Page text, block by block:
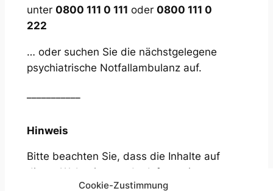
Cookie-Zustimmung
unter 0800 111 0 111 oder 0800 111 0
222
… oder suchen Sie die nächstgelegene
psychiatrische Notfallambulanz auf.
Hinweis
Bitte beachten Sie, dass die Inhalte auf
dieser Webseite nur der Information
über das Behandlungs- und